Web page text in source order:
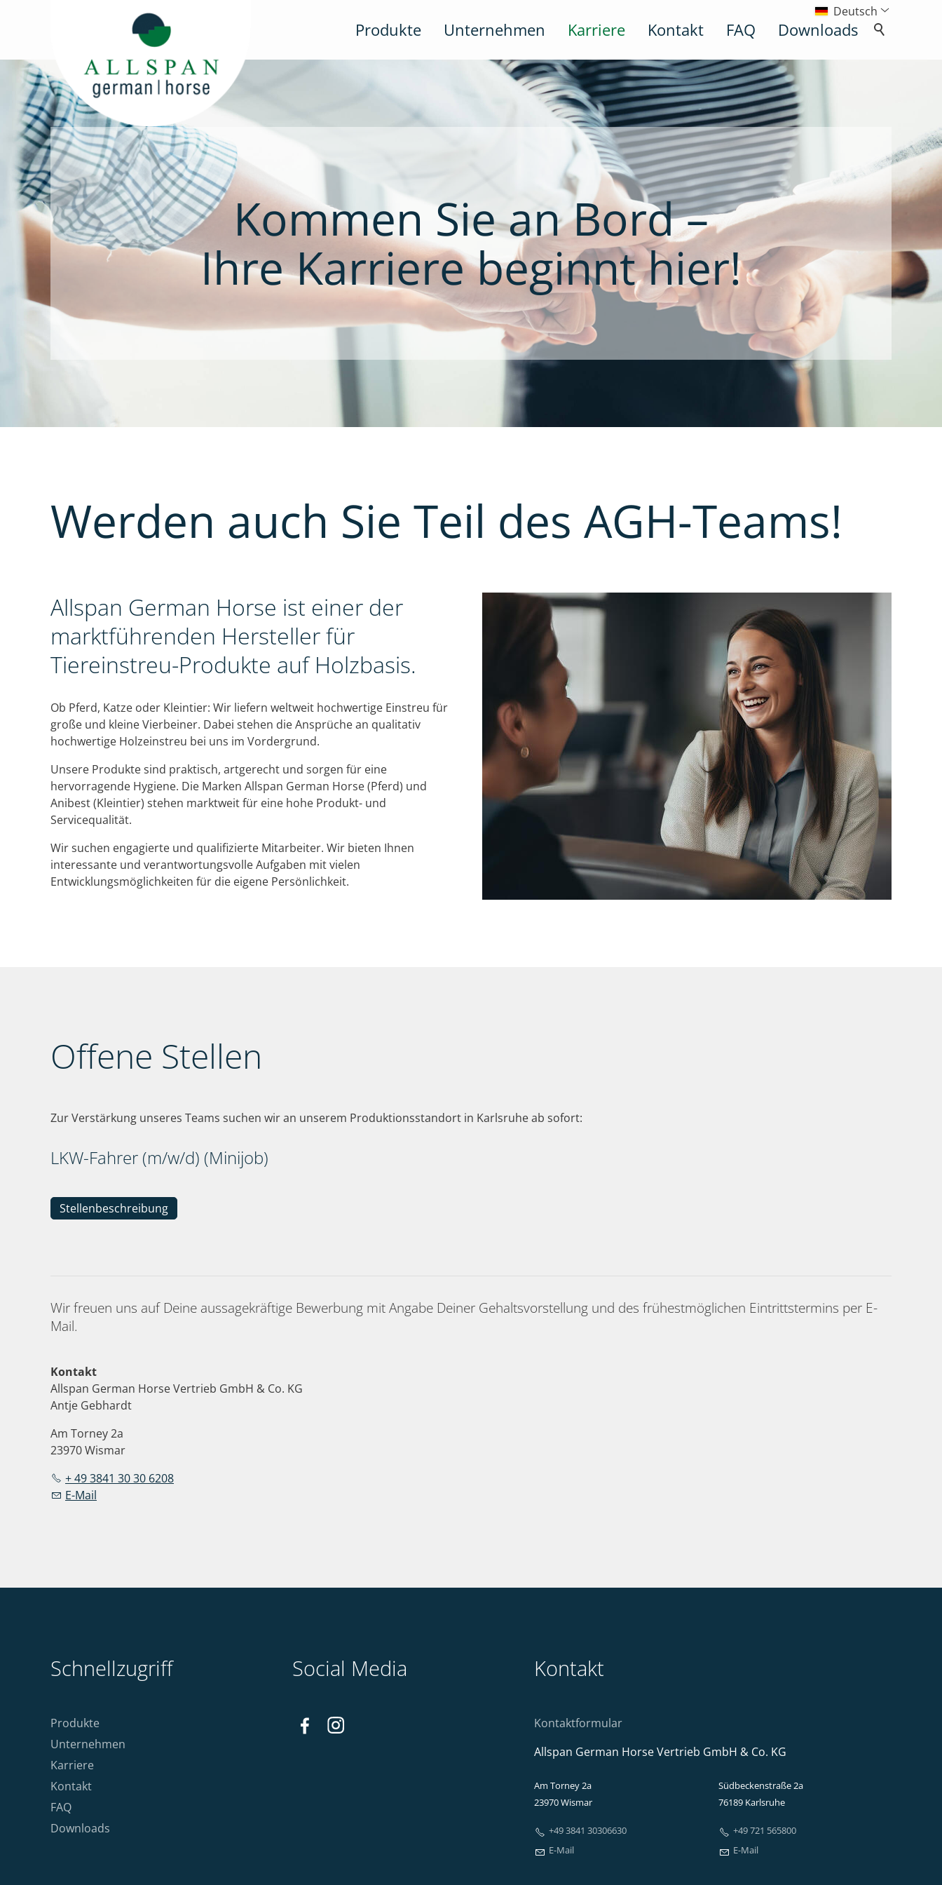
Deutsch
Produkte Unternehmen Karriere Kontakt FAQ Downloads
Kommen Sie an Bord –
Ihre Karriere beginnt hier!
Werden auch Sie Teil des AGH-Teams!
Allspan German Horse ist einer der
marktführenden Hersteller für
Tiereinstreu-Produkte auf Holzbasis.
Ob Pferd, Katze oder Kleintier: Wir liefern weltweit hochwertige Einstreu für
große und kleine Vierbeiner. Dabei stehen die Ansprüche an qualitativ
hochwertige Holzeinstreu bei uns im Vordergrund.
Unsere Produkte sind praktisch, artgerecht und sorgen für eine
hervorragende Hygiene. Die Marken Allspan German Horse (Pferd) und
Anibest (Kleintier) stehen marktweit für eine hohe Produkt- und
Servicequalität.
Wir suchen engagierte und qualifizierte Mitarbeiter. Wir bieten Ihnen
interessante und verantwortungsvolle Aufgaben mit vielen
Entwicklungsmöglichkeiten für die eigene Persönlichkeit.
Offene Stellen
Zur Verstärkung unseres Teams suchen wir an unserem Produktionsstandort in Karlsruhe ab sofort:
LKW-Fahrer (m/w/d) (Minijob)
Stellenbeschreibung
Wir freuen uns auf Deine aussagekräftige Bewerbung mit Angabe Deiner Gehaltsvorstellung und des frühestmöglichen Eintrittstermins per E-
Mail.
Kontakt
Allspan German Horse Vertrieb GmbH & Co. KG
Antje Gebhardt
Am Torney 2a
23970 Wismar
+ 49 3841 30 30 6208
E-Mail
Schnellzugriff
Produkte
Unternehmen
Karriere
Kontakt
FAQ
Downloads
Social Media Kontakt
Kontaktformular
Allspan German Horse Vertrieb GmbH & Co. KG
Am Torney 2a
23970 Wismar
+49 3841 30306630
E-Mail
Südbeckenstraße 2a
76189 Karlsruhe
+49 721 565800
E-Mail